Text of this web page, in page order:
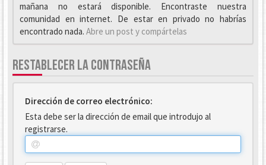
mañana no estará disponible. Encontraste nuestra
comunidad en internet. De estar en privado no habrías
encontrado nada. Abre un post y compártelas
RESTABLECER LA CONTRASEÑA
Dirección de correo electrónico:
Esta debe ser la dirección de email que introdujo al
registrarse.